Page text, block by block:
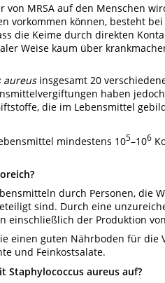
MRSA auf den Menschen
vorkommen können, besteht
die Keime durch direkten
Weise kaum über
aureusinsgesamt 20
haben
die im Lebensmittel
mindestens 105–106
durch Personen, die
sind. Durch eine
einschließlich der Produktion
einen guten Nährboden für die
und Feinkostsalate.
Staphylococcus aureus auf?